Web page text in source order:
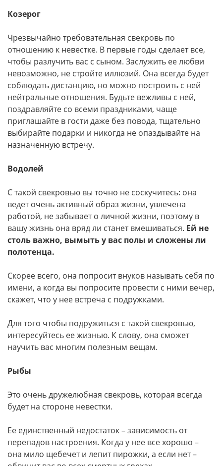
Козерог
Чрезвычайно требовательная свекровь по
отношению к невестке. В первые годы сделает все,
чтобы разлучить вас с сыном. Заслужить ее любви
невозможно, не стройте иллюзий. Она всегда будет
соблюдать дистанцию, но можно построить с ней
нейтральные отношения. Будьте вежливы с ней,
поздравляйте со всеми праздниками, чаще
приглашайте в гости даже без повода, тщательно
выбирайте подарки и никогда не опаздывайте на
назначенную встречу.
Водолей
С такой свекровью вы точно не соскучитесь: она
ведет очень активный образ жизни, увлечена
работой, не забывает о личной жизни, поэтому в
вашу жизнь она вряд ли станет вмешиваться. Ей не
столь важно, вымыть у вас полы и сложены ли
полотенца.
Скорее всего, она попросит внуков называть себя по
имени, а когда вы попросите провести с ними вечер,
скажет, что у нее встреча с подружками.
Для того чтобы подружиться с такой свекровью,
интересуйтесь ее жизнью. К слову, она сможет
научить вас многим полезным вещам.
Рыбы
Это очень дружелюбная свекровь, которая всегда
будет на стороне невестки.
Ее единственный недостаток – зависимость от
перепадов настроения. Когда у нее все хорошо –
она мило щебечет и лепит пирожки, а если нет –